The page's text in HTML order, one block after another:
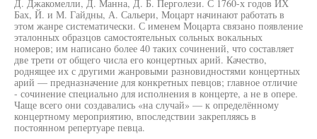
Д. Джакомелли, Д. Манна, Д. Б. Перголези. С 1760-х годов ИХ
Бах, Й. и М. Гайдны, А. Сальери, Моцарт начинают работать в
этом жанре систематически. С именем Моцарта связано появление
эталонных образцов самостоятельных сольных вокальных
номеров; им написано более 40 таких сочинений, что составляет
две трети от общего числа его концертных арий. Качество,
роднящее их с другими жанровыми разновидностями концертных
арий — предназначение для конкретных певцов; главное отличие
- сочинение специально для исполнения в концерте, а не в опере.
Чаще всего они создавались «на случай» — к определённому
концертному мероприятию, впоследствии закрепляясь в
постоянном репертуаре певца.